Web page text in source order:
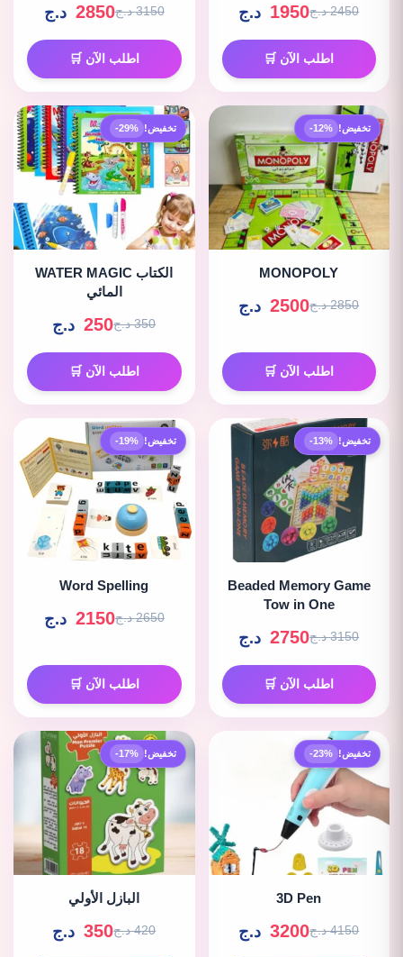
2450 د.ج 1950 د.ج
اطلب الآن 🛒
3150 د.ج 2850 د.ج
اطلب الآن 🛒
تخفيض! -12%
MONOPOLY
2850 د.ج 2500 د.ج
اطلب الآن 🛒
تخفيض! -29%
WATER MAGIC الكتاب
المائي
350 د.ج 250 د.ج
اطلب الآن 🛒
تخفيض! -13%
Beaded Memory Game
Tow in One
3150 د.ج 2750 د.ج
اطلب الآن 🛒
تخفيض! -19%
Word Spelling
2650 د.ج 2150 د.ج
اطلب الآن 🛒
تخفيض! -23%
3D Pen
4150 د.ج 3200 د.ج
تخفيض! -17%
البازل الأولي
420 د.ج 350 د.ج